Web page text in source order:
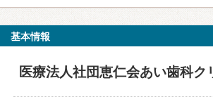
基本情報
医療法人社団恵仁会あい歯科ク